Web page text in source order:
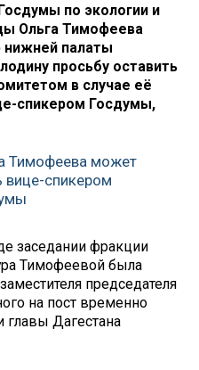
по экологии и
Ольга Тимофеева
нижней палаты
просьбу оставить
в случае её
спикером Госдумы,
Тимофеева может
вице-спикером
заседании фракции
Тимофеевой была
председателя
на пост временно
главы Дагестана